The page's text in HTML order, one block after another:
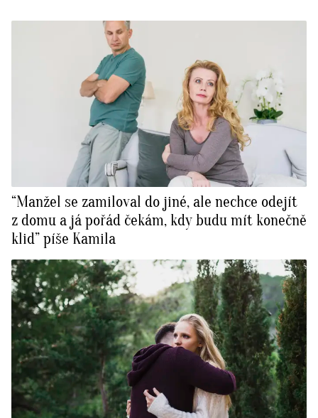
“Manžel se zamiloval do jiné, ale nechce odejít
z domu a já pořád čekám, kdy budu mít konečně
klid” píše Kamila